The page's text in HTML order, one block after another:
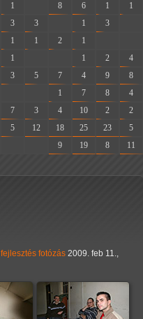
1 8 6 1
1
3 3 1 3
1 1 2 1
1 1 2
4
3 5 7 4 9
8
1 7 8
4
7 3 4 10 2
2
5 12 18 25 23
5
9 19 8 11
fejlesztés fotózás 2009. feb 11.,